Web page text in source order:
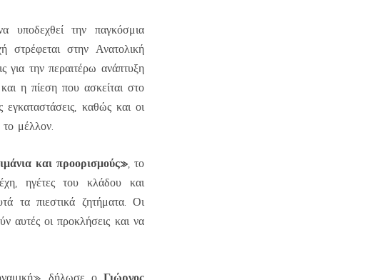
την παγκόσμια
στρέφεται στην Ανατολική
για την περαιτέρω ανάπτυξη
η πίεση που ασκείται στο
εγκαταστάσεις, καθώς και οι
το μέλλον.
και προορισμούς», το
ηγέτες του κλάδου και
τα πιεστικά ζητήματα. Οι
αυτές οι προκλήσεις και να
Γιώργος